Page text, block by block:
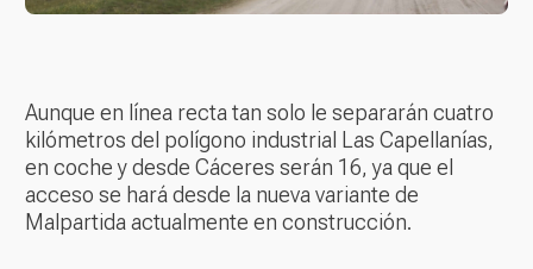
Aunque en línea recta tan solo le separarán cuatro
kilómetros del polígono industrial Las Capellanías,
en coche y desde Cáceres serán 16, ya que el
acceso se hará desde la nueva variante de
Malpartida actualmente en construcción.